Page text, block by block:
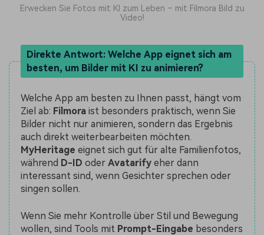
Erwecken Sie Fotos mit KI zum Leben – mit Filmora Bild zu
Video!
Direkte Antwort: Welche App eignet sich am
besten, um Bilder mit KI zu animieren?
Welche App am besten zu Ihnen passt, hängt vom
Ziel ab: Filmora ist besonders praktisch, wenn Sie
Bilder nicht nur animieren, sondern das Ergebnis
auch direkt weiterbearbeiten möchten.
MyHeritage eignet sich gut für alte Familienfotos,
während D-ID oderAvatarify eher dann
interessant sind, wenn Gesichter sprechen oder
singen sollen.
Wenn Sie mehr Kontrolle über Stil und Bewegung
wollen, sind Tools mit Prompt-Eingabe besonders